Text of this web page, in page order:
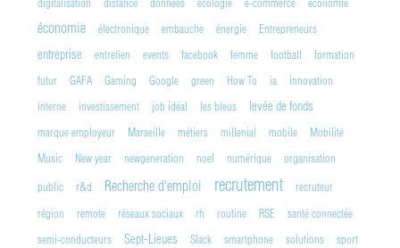
économie électronique embauche énergie Entrepreneurs
entreprise entretien events facebook femme football
formation
futur
GAFA Gaming Google green How To ia
innovation
interne
investissement job idéal les bleus levée de fonds
marque employeur Marseille métiers millenial mobile
Mobilité
Music
New year newgeneration noel numérique
organisation
public
r&d Recherche d'emploi recrutement
recruteur
région
remote réseaux sociaux rh routine RSE
santé connectée
semi-conducteurs
Sept-Lieues Slack smartphone solutions
sport